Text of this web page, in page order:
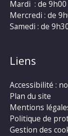
Mardi : de 9h00
Mercredi : de
Samedi : de
Liens
Accessibilité :
Plan du site
Mentions
Politique de
Gestion des